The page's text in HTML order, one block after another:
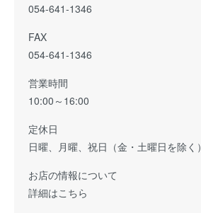
054-641-1346
FAX
054-641-1346
営業時間
10:00～16:00
定休日
日曜、月曜、祝日（金・土曜日を除く）
お店の情報について
詳細はこちら